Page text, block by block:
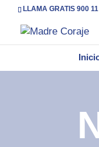
LLAMA GRATIS 900